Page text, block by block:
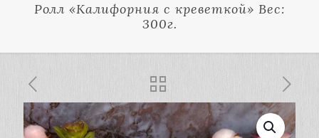
Ролл «Калифорния с креветкой» Вес:
300г.